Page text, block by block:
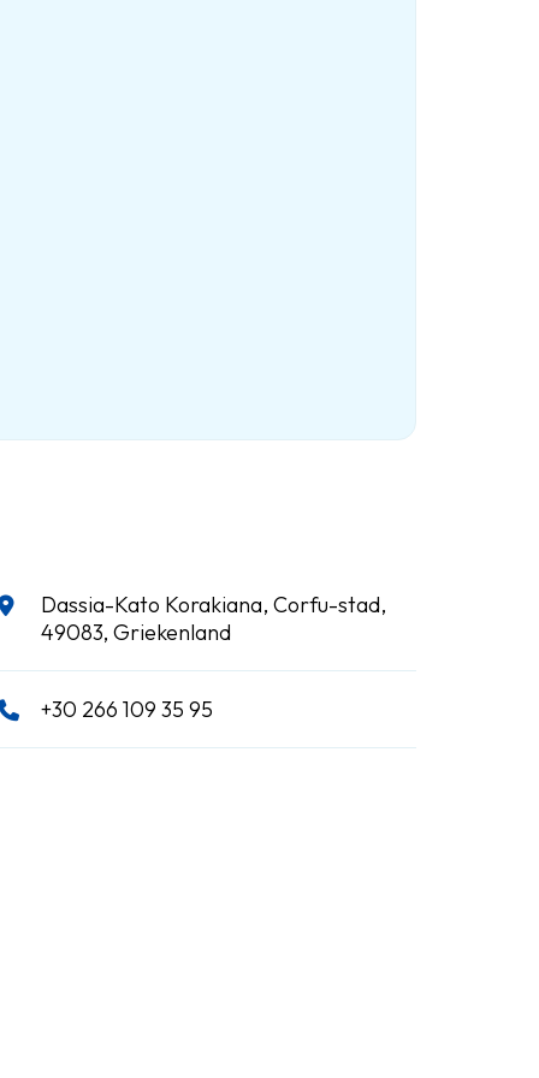
Dassia-Kato Korakiana, Corfu-stad,
49083, Griekenland
+30 266 109 35 95